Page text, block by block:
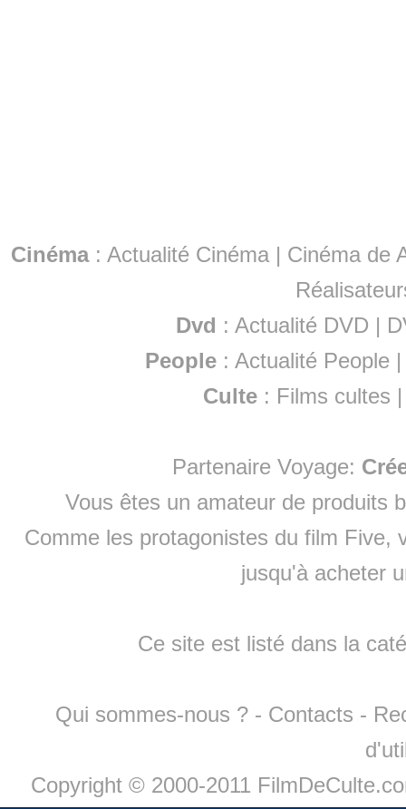
Cinéma: Actualité Cinéma | Cinéma de
Dvd : Actualité DVD |
People :Actualité People
Culte : Films cultes
Partenaire Voyage:
Vous êtes un amateur de produits
Comme les protagonistes du film Five,
jusqu'à acheter
Ce site est listé dans la
Qui sommes-nous ? - Contacts -
Copyright © 2000-2011